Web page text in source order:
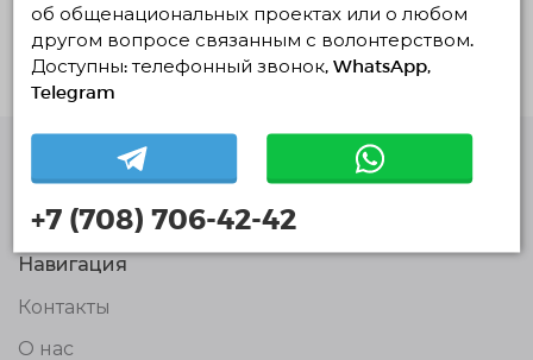
Нет действующих проектов
Единая Платформа
Волонтёров
© Единая Платформа Волонтёров 2018-2026
Навигация
Контакты
О нас
об общенациональных проектах или о любом
другом вопросе связанным с волонтерством.
Доступны: телефонный звонок, WhatsApp,
Telegram
+7 (708) 706-42-42